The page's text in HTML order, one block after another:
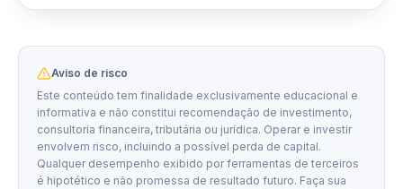
Aviso de risco
Este conteúdo tem finalidade exclusivamente educacional e
informativa e não constitui recomendação de investimento,
consultoria financeira, tributária ou jurídica. Operar e investir
envolvem risco, incluindo a possível perda de capital.
Qualquer desempenho exibido por ferramentas de terceiros
é hipotético e não promessa de resultado futuro. Faça sua